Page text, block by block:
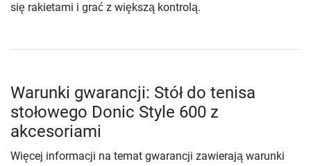
się rakietami i grać z większą kontrolą.
Warunki gwarancji: Stół do tenisa
stołowego Donic Style 600 z
akcesoriami
Więcej informacji na temat gwarancji zawierają warunki